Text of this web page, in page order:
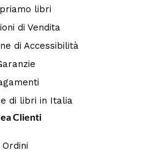
libri
di Vendita
di Accessibilità
di libri in Italia
Clienti
Ordini